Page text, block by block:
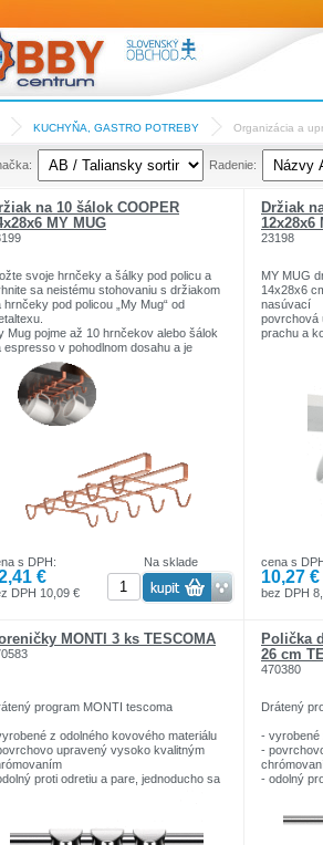
KUCHYŇA, GASTRO POTREBY Organizácia a
Radenie:
na 10 šálok COOPER
MY MUG
svoje hrnčeky a šálky pod policu a
sa neistému stohovaniu s držiakom
hrnčeky pod policou „My Mug“ od
Mug pojme až 10 hrnčekov alebo šálok
espresso v pohodlnom dosahu a je
a vyrobený v Taliansku, s
kvalitnou povrchovou úpravou a
konštrukciou. Inštalácia je
stačí nasunúť závesné ramená
spodnú stranu police alebo skrinky a
sa na police do hrúbky 2,5 cm.
úprava Polytherm Copper
prvky v cene
14 cm x 28 cm x 6 cm
Na sklade
s DPH:
€
DPH 10,09 €
Držiak
12x28x6
23198
MY MUG
14x28x6
nasúvací
povrchová
prachu a
cena s
10,27 €
bez DPH
MONTI 3 ks TESCOMA
program MONTI tescoma
z odolného kovového materiálu
upravený vysoko kvalitným
proti odretiu a pare, jednoducho sa
Polička
26 cm
470380
Drátený
- vyrobené
-
- odolný
- vhodný